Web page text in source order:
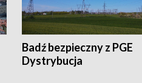
Badź bezpieczny z PGE
Dystrybucja